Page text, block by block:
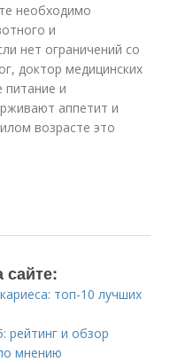
необходимо
и
нет ограничений со
доктор медицинских
и
аппетит и
возрасте это
сайте:
топ-10 лучших
рейтинг и обзор
мнению